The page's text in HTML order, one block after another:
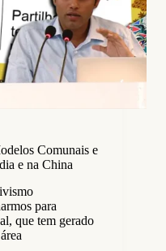
Comunais e
e na China
para
que tem gerado